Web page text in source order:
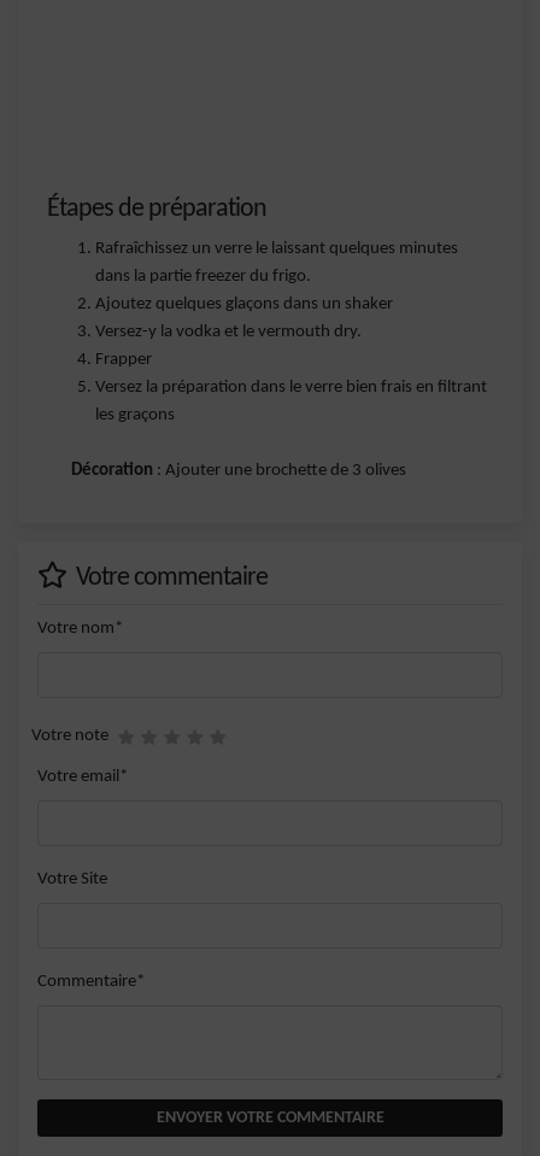
Étapes de préparation
Rafraîchissez un verre le laissant quelques minutes
dans la partie freezer du frigo.
Ajoutez quelques glaçons dans un shaker
Versez-y la vodka et le vermouth dry.
Frapper
Versez la préparation dans le verre bien frais en filtrant
les graçons
Décoration : Ajouter une brochette de 3 olives
Votre commentaire
Votre nom*
Votre note
Votre email*
Votre Site
Commentaire*
ENVOYER VOTRE COMMENTAIRE